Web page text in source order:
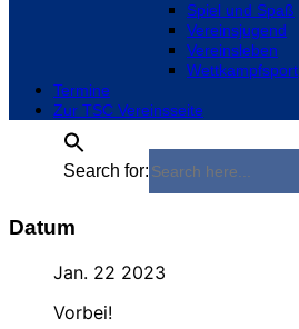
Spiel und Spaß
Vereinsjugend
Vereinsleben
Wettkampfsport
Termine
Zur TSC Vereinsseite
Search for:
Datum
Jan. 22 2023
Vorbei!